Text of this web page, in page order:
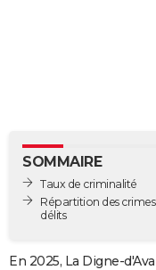
GUIDES D'ACHAT
BONS PLANS
SOMMAIRE
Taux de criminalité
Répartition des
délits
En 2025, La Digne-